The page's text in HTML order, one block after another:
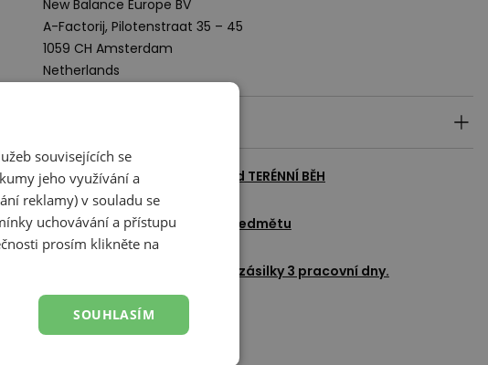
New Balance Europe BV
A-Factorij, Pilotenstraat 35 – 45
1059 CH Amsterdam
Netherlands
Zobrazit všechny produkty od TERÉNNÍ BĚH
Zadat dotaz k tomuto předmětu
Přidat k oblíbeným
Předpokládaný čas doručení zásilky 3 pracovní dny.
souvisejících se
jeho využívání a
reklamy) v souladu se
uchovávání a přístupu
prosím klikněte na
SOUHLASÍM